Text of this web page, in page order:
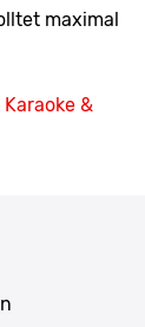
maximal
Karaoke &